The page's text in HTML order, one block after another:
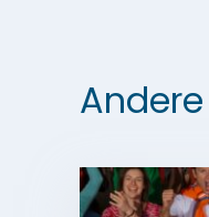
Andere